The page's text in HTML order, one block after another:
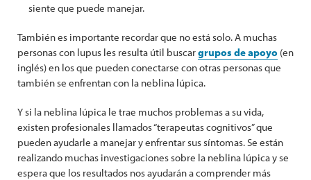
siente que puede manejar.
También es importante recordar que no está solo. A muchas
personas con lupus les resulta útil buscargrupos de apoyo (en
inglés) en los que pueden conectarse con otras personas que
también se enfrentan con la neblina lúpica.
Y si la neblina lúpica le trae muchos problemas a su vida,
existen profesionales llamados “terapeutas cognitivos” que
pueden ayudarle a manejar y enfrentar sus síntomas. Se están
realizando muchas investigaciones sobre la neblina lúpica y se
espera que los resultados nos ayudarán a comprender más